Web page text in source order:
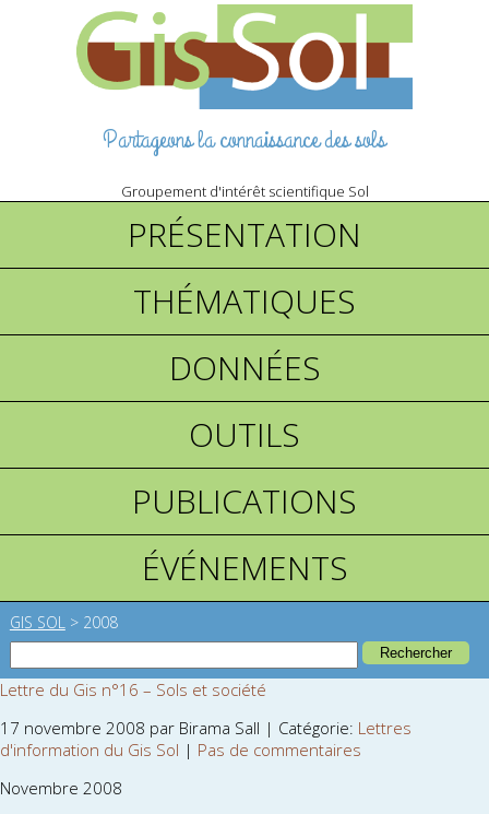
Partageons la connaissance des sols
Groupement d'intérêt scientifique Sol
PRÉSENTATION
THÉMATIQUES
DONNÉES
OUTILS
PUBLICATIONS
ÉVÉNEMENTS
GIS SOL > 2008
Lettre du Gis n°16 – Sols et société
17 novembre 2008 par Birama Sall | Catégorie: Lettres
d'information du Gis Sol | Pas de commentaires
Novembre 2008